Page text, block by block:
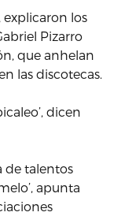
explicaron los
Pizarro
que anhelan
las discotecas.
dicen
de talentos
apunta